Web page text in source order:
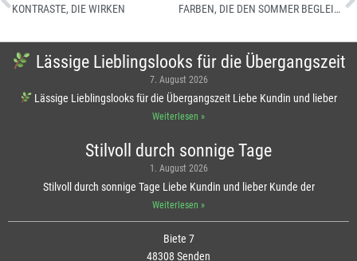
KONTRASTE, DIE WIRKEN FARBEN, DIE DEN SOMMER BEGLEITEN
Lässige Lieblingslooks für die Übergangszeit
7. August 2026
Lässige Lieblingslooks für die Übergangszeit Liebe Kundin und lieber
Weiterlesen »
Stilvoll durch sonnige Tage
1. August 2026
Stilvoll durch sonnige Tage Liebe Kundin und lieber Kunde der
Weiterlesen »
Biete 7
48308 Senden